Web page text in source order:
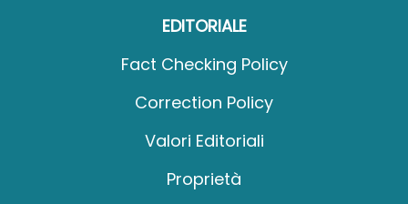
EDITORIALE
Fact Checking Policy
Correction Policy
Valori Editoriali
Proprietà